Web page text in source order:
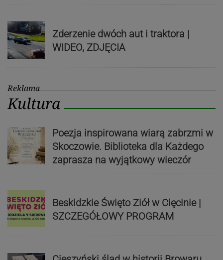
Zderzenie dwóch aut i traktora |
WIDEO, ZDJĘCIA
Reklama
Kultura
Poezja inspirowana wiarą zabrzmi w
Skoczowie. Biblioteka dla Każdego
zaprasza na wyjątkowy wieczór
Beskidzkie Święto Ziół w Cięcinie |
SZCZEGÓŁOWY PROGRAM